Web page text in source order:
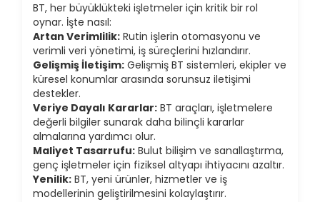
BT, her büyüklükteki işletmeler için kritik bir rol
oynar. İşte nasıl:
Artan Verimlilik: Rutin işlerin otomasyonu ve
verimli veri yönetimi, iş süreçlerini hızlandırır.
Gelişmiş İletişim: Gelişmiş BT sistemleri, ekipler ve
küresel konumlar arasında sorunsuz iletişimi
destekler.
Veriye Dayalı Kararlar: BT araçları, işletmelere
değerli bilgiler sunarak daha bilinçli kararlar
almalarına yardımcı olur.
Maliyet Tasarrufu: Bulut bilişim ve sanallaştırma,
genç işletmeler için fiziksel altyapı ihtiyacını azaltır.
Yenilik: BT, yeni ürünler, hizmetler ve iş
modellerinin geliştirilmesini kolaylaştırır.